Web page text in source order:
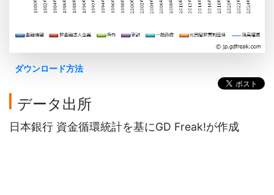
ダウンロード方法
データ出所
日本銀行 資金循環統計を基にGD Freak!が作成